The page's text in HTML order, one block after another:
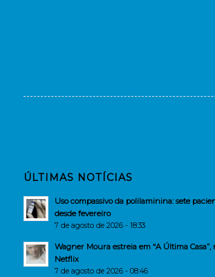
ÚLTIMAS NOTÍCIAS
Uso compassivo da polilaminina: sete
desde fevereiro
7 de agosto de 2026 - 18:33
Wagner Moura estreia em “A Última Casa”,
Netflix
7 de agosto de 2026 - 08:46